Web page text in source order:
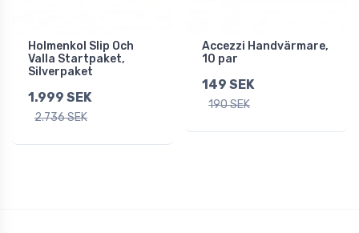
Holmenkol Slip Och
Valla Startpaket,
Silverpaket
1.999 SEK
2.736 SEK
Accezzi Handvärmare,
10 par
149 SEK
190 SEK